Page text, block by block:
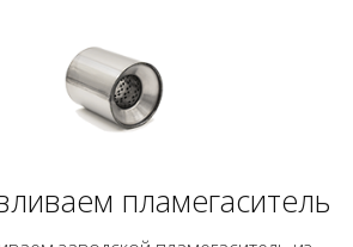
пламегаситель